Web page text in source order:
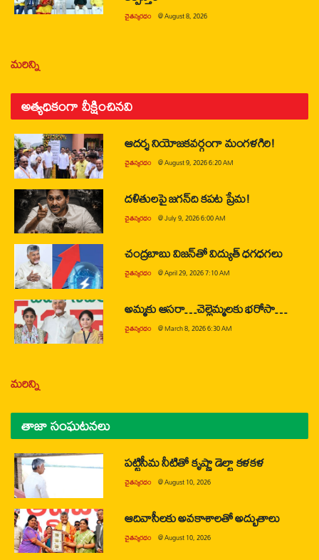
చైతన్యరధం @August 8, 2026
మరిన్ని
అత్యధికంగా వీక్షించినవి
ఆదర్శ నియోజకవర్గంగా మంగళగిరి!
చైతన్యరధం @August 9, 2026 6:20 AM
దళితులపై జగన్‌ది కపట ప్రేమ!
చైతన్యరధం @July 9, 2026 6:00 AM
చంద్రబాబు విజన్‌తో విద్యుత్ ధగధగలు
చైతన్యరధం @April 29, 2026 7:10 AM
అమ్మకు ఆసరా…చెల్లెమ్మలకు భరోసా…
చైతన్యరధం @March 8, 2026 6:30 AM
మరిన్ని
తాజా సంఘటనలు
పట్టిసీమ నీటితో కృష్ణా డెల్టా కళకళ
చైతన్యరధం @August 10, 2026
ఆదివాసీలకు అవకాశాలతో అద్భుతాలు
చైతన్యరధం @August 10, 2026